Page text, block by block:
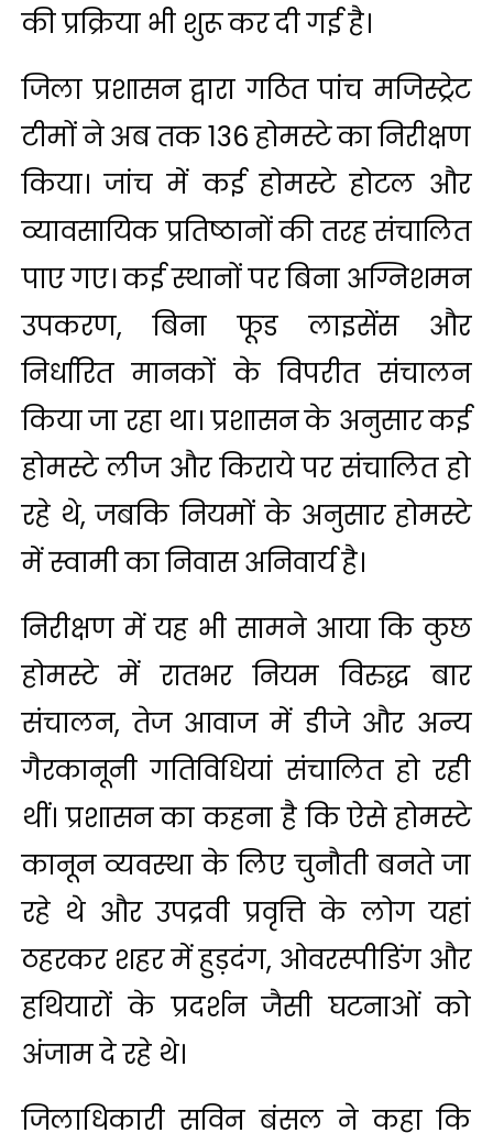
की प्रक्रिया भी शुरू कर दी गई है।
जिला प्रशासन द्वारा गठित पांच मजिस्ट्रेट
टीमों ने अब तक 136 होमस्टे का निरीक्षण
किया। जांच में कई होमस्टे होटल और
व्यावसायिक प्रतिष्ठानों की तरह संचालित
पाए गए। कई स्थानों पर बिना अग्निशमन
उपकरण, बिना फूड लाइसेंस और
निर्धारित मानकों के विपरीत संचालन
किया जा रहा था। प्रशासन के अनुसार कई
होमस्टे लीज और किराये पर संचालित हो
रहे थे, जबकि नियमों के अनुसार होमस्टे
में स्वामी का निवास अनिवार्य है।
निरीक्षण में यह भी सामने आया कि कुछ
होमस्टे में रातभर नियम विरुद्ध बार
संचालन, तेज आवाज में डीजे और अन्य
गैरकानूनी गतिविधियां संचालित हो रही
थीं। प्रशासन का कहना है कि ऐसे होमस्टे
कानून व्यवस्था के लिए चुनौती बनते जा
रहे थे और उपद्रवी प्रवृत्ति के लोग यहां
ठहरकर शहर में हुड़दंग, ओवरस्पीडिंग और
हथियारों के प्रदर्शन जैसी घटनाओं को
अंजाम दे रहे थे।
जिलाधिकारी सविन बंसल ने कहा कि